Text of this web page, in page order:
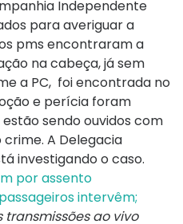
Independente
para averiguar a
pms encontraram a
na cabeça, já sem
a PC, foi encontrada no
e perícia foram
sendo ouvidos com
A Delegacia
investigando o caso.
por assento
intervêm;
ao vivo